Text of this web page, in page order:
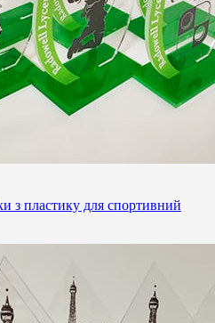
з пластику для спортивний